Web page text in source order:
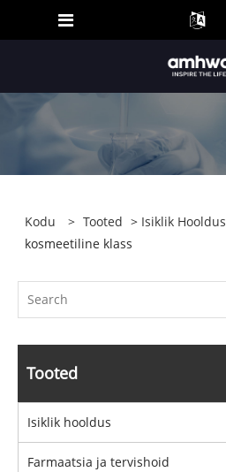
Kodu > Tooted > Isiklik Hooldus
kosmeetiline klass
Tooted
Isiklik hooldus
Farmaatsia ja tervishoid